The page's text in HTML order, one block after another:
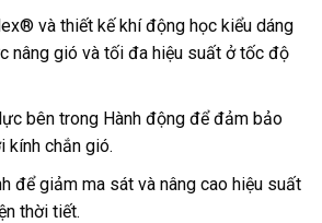
và thiết kế khí động học kiểu dáng
nâng gió và tối đa hiệu suất ở tốc độ
bên trong Hành động để đảm bảo
kính chắn gió.
để giảm ma sát và nâng cao hiệu suất
thời tiết.